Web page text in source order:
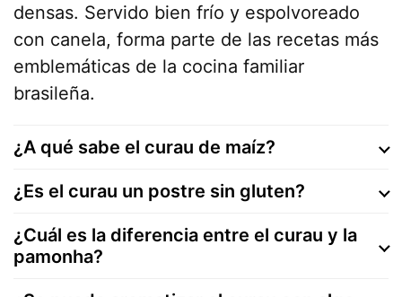
densas. Servido bien frío y espolvoreado
con canela, forma parte de las recetas más
emblemáticas de la cocina familiar
brasileña.
¿A qué sabe el curau de maíz?
¿Es el curau un postre sin gluten?
¿Cuál es la diferencia entre el curau y la
pamonha?